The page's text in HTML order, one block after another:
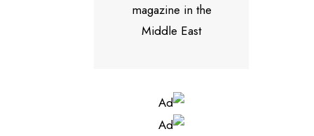
magazine in the
Middle East